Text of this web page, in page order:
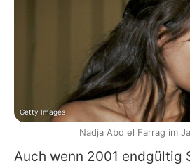
Auch wenn 2001 endgültig
Getty Images
Nadja Abd el Farrag im